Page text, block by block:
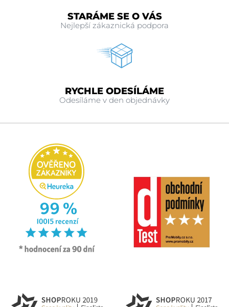
STARÁME SE O VÁS
Nejlepší zákaznická podpora
RYCHLE ODESÍLÁME
Odesíláme v den objednávky